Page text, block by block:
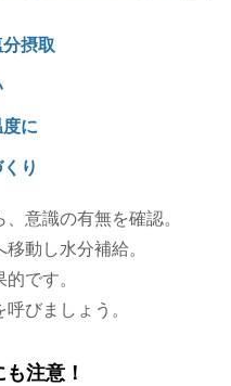
摂取
に
り
意識の有無を確認。
動し水分補給。
です。
びましょう。
注意！